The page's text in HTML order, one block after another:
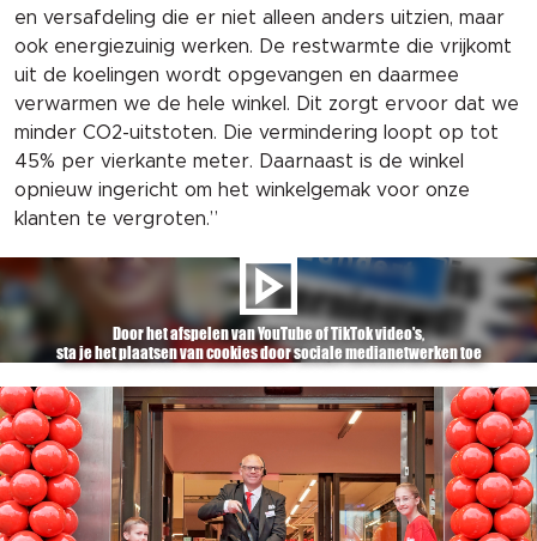
en versafdeling die er niet alleen anders uitzien, maar
ook energiezuinig werken. De restwarmte die vrijkomt
uit de koelingen wordt opgevangen en daarmee
verwarmen we de hele winkel. Dit zorgt ervoor dat we
minder CO2-uitstoten. Die vermindering loopt op tot
45% per vierkante meter. Daarnaast is de winkel
opnieuw ingericht om het winkelgemak voor onze
klanten te vergroten.”
Door het afspelen van YouTube of TikTok video's,
sta je het plaatsen van cookies door sociale medianetwerken toe